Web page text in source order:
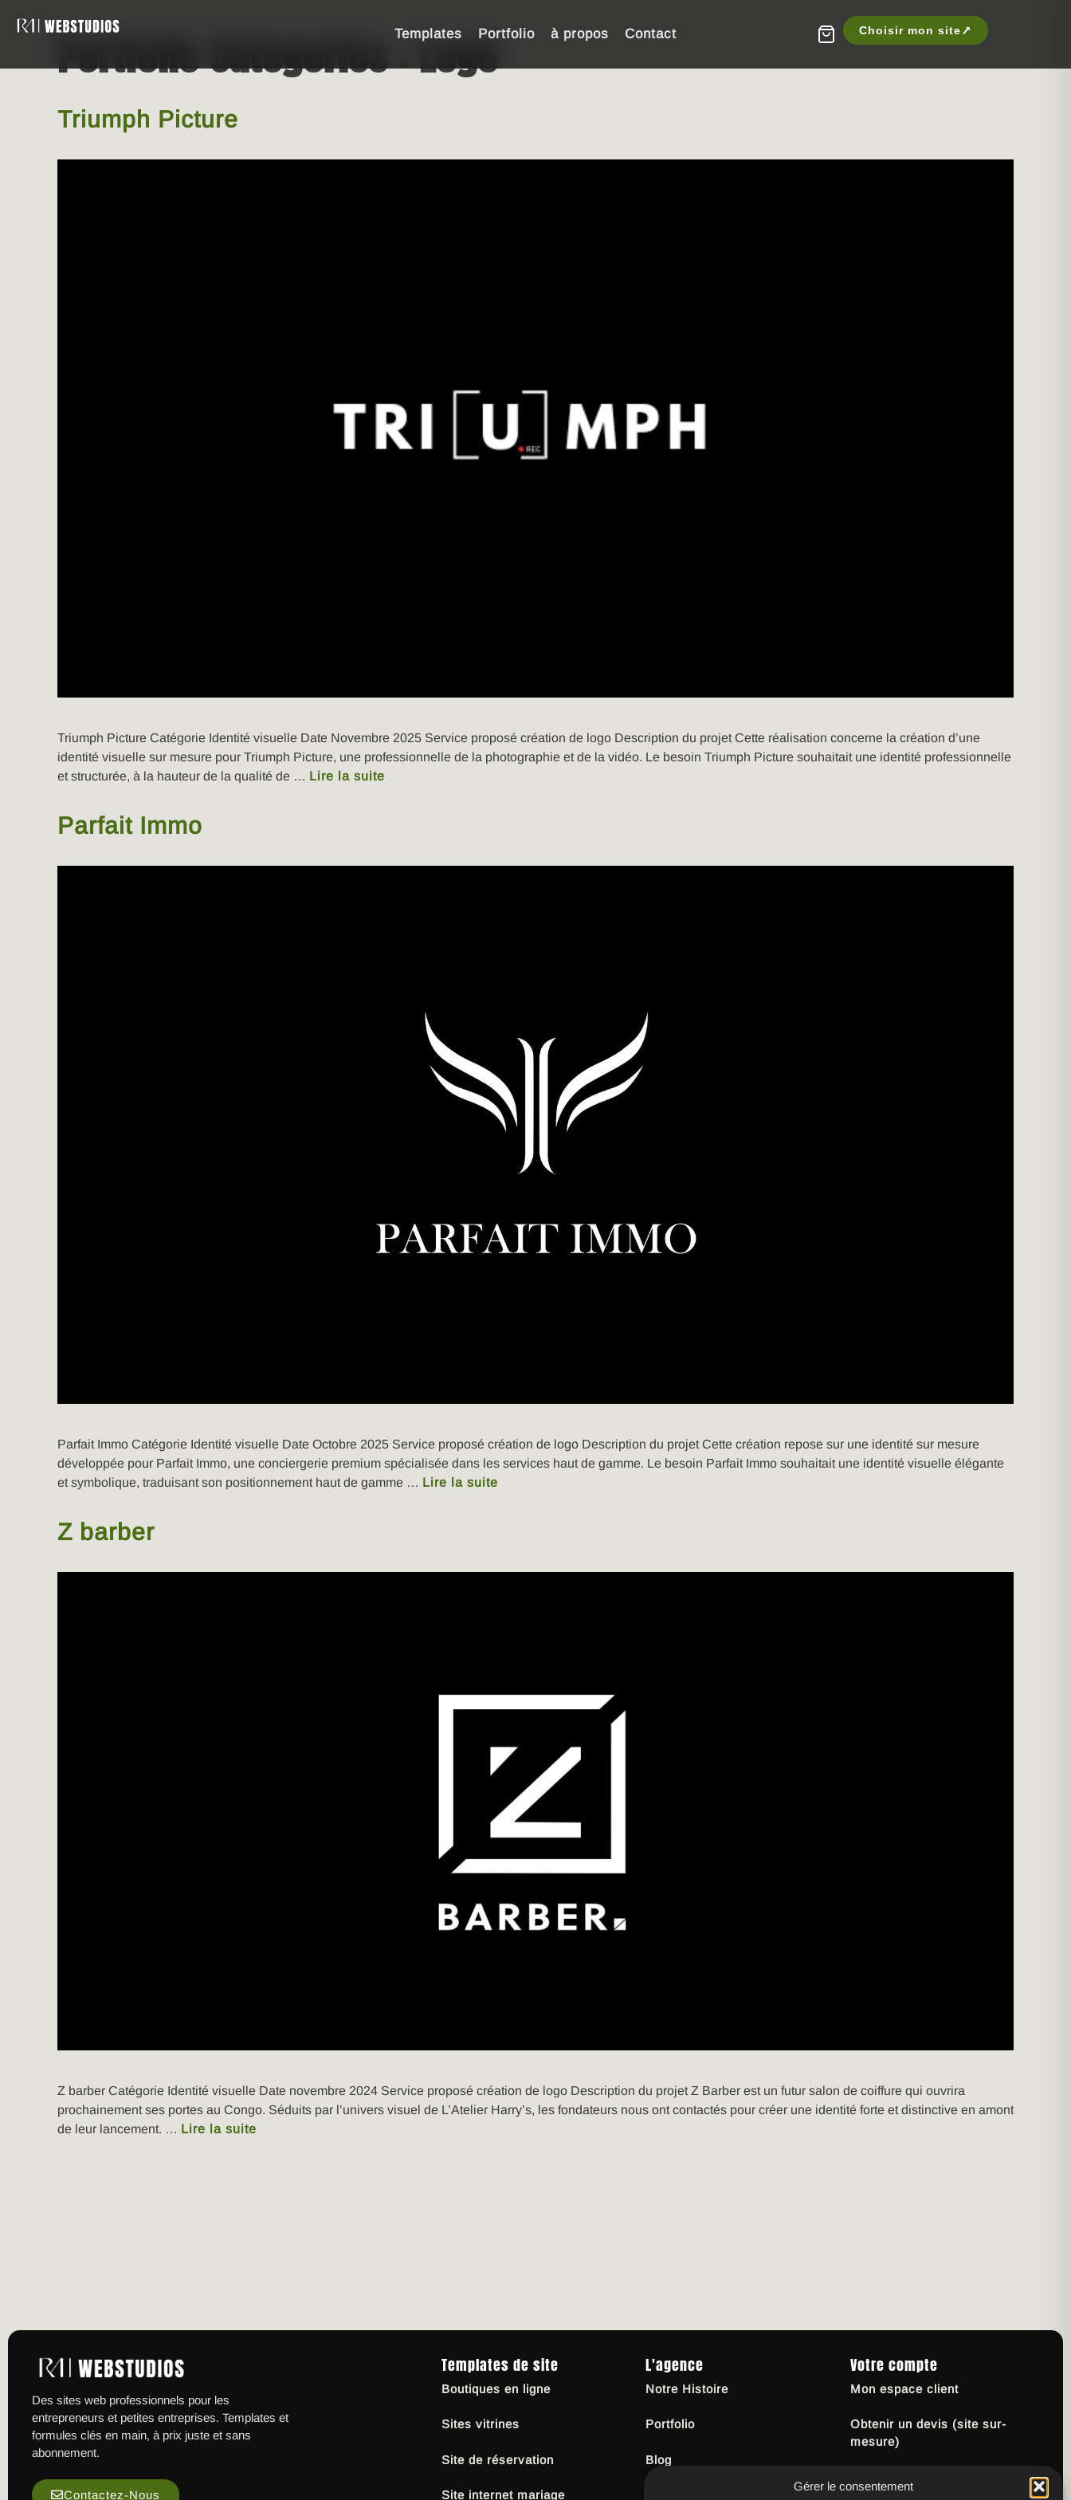
Gérer le consentement
Templates Portfolio à propos Contact Choisir mon site
Portfolio Categories :Logo
Triumph Picture
Triumph Picture Catégorie Identité visuelle Date Novembre 2025 Service proposé création de logo Description du projet Cette réalisation concerne la création d’une
identité visuelle sur mesure pour Triumph Picture, une professionnelle de la photographie et de la vidéo. Le besoin Triumph Picture souhaitait une identité professionnelle
et structurée, à la hauteur de la qualité de … Lire la suite
Parfait Immo
Parfait Immo Catégorie Identité visuelle Date Octobre 2025 Service proposé création de logo Description du projet Cette création repose sur une identité sur mesure
développée pour Parfait Immo, une conciergerie premium spécialisée dans les services haut de gamme. Le besoin Parfait Immo souhaitait une identité visuelle élégante
et symbolique, traduisant son positionnement haut de gamme … Lire la suite
Z barber
Z barber Catégorie Identité visuelle Date novembre 2024 Service proposé création de logo Description du projet Z Barber est un futur salon de coiffure qui ouvrira
prochainement ses portes au Congo. Séduits par l’univers visuel de L’Atelier Harry’s, les fondateurs nous ont contactés pour créer une identité forte et distinctive en amont
de leur lancement. … Lire la suite
Des sites web professionnels pour les
entrepreneurs et petites entreprises. Templates et
formules clés en main, à prix juste et sans
abonnement.
Contactez-Nous
Templates de site
Boutiques en ligne
Sites vitrines
Site de réservation
Site internet mariage
L'agence
Notre Histoire
Portfolio
Blog
Votre compte
Mon espace client
Obtenir un devis (site sur-
mesure)